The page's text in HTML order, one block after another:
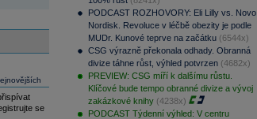
se
PODCAST ROZHOVORY: Eli Lilly vs. Novo
Nordisk. Revoluce v léčbě obezity je podle
MUDr. Kunové teprve na začátku (6544x)
CSG výrazně překonala odhady. Obranná
divize táhne růst, výhled potvrzen (4682x)
PREVIEW: CSG míří k dalšímu růstu.
Klíčové bude tempo obranné divize a vývoj
zakázkové knihy (4238x)
PODCAST Týdenní výhled: V centru